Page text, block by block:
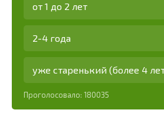
от 1 до 2 лет
2-4 года
уже старенький (более 4
Проголосовало: 180035